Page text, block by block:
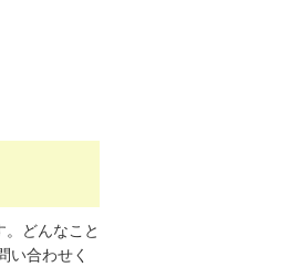
どんなこと
い合わせく